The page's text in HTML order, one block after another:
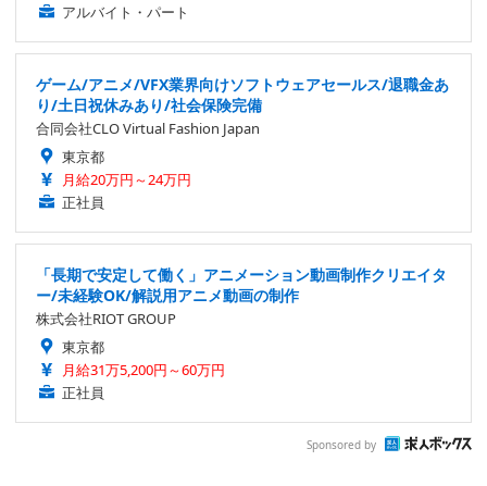
アルバイト・パート
ゲーム/アニメ/VFX業界向けソフトウェアセールス/退職金あ
り/土日祝休みあり/社会保険完備
合同会社CLO Virtual Fashion Japan
東京都
月給20万円～24万円
正社員
「長期で安定して働く」アニメーション動画制作クリエイタ
ー/未経験OK/解説用アニメ動画の制作
株式会社RIOT GROUP
東京都
月給31万5,200円～60万円
正社員
Sponsored by